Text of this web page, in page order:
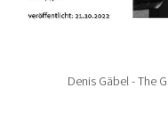
Denis Gäbel - The